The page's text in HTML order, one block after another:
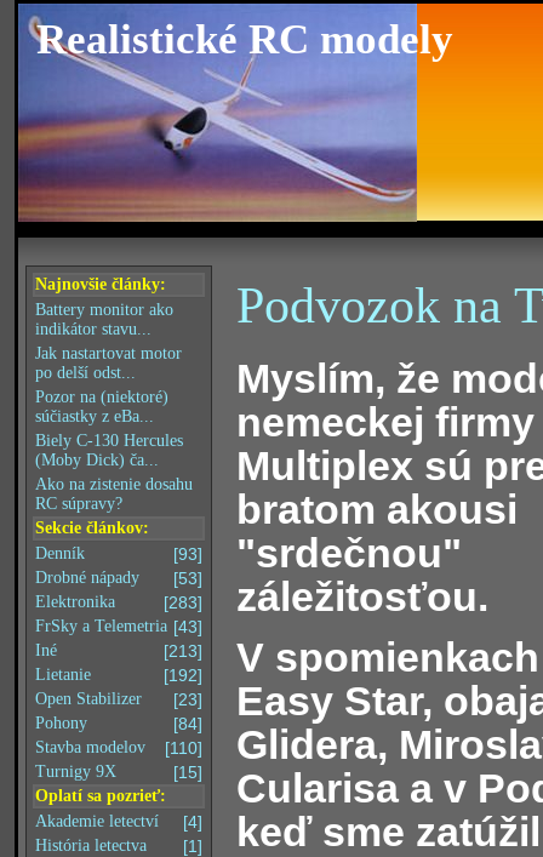
Realistické RC modely
Najnovšie články:
Battery monitor ako
indikátor stavu...
Jak nastartovat motor
po delší odst...
Pozor na (niektoré)
súčiastky z eBa...
Biely C-130 Hercules
(Moby Dick) ča...
Ako na zistenie dosahu
RC súpravy?
Sekcie článkov:
[93]
Denník
[53]
Drobné nápady
[283]
Elektronika
[43]
FrSky a Telemetria
[213]
Iné
[192]
Lietanie
[23]
Open Stabilizer
[84]
Pohony
[110]
Stavba modelov
[15]
Turnigy 9X
Oplatí sa pozrieť:
[4]
Akademie letectví
[1]
História letectva
Podvozok na
Myslím, že
nemeckej firmy
Multiplex sú
bratom akousi
"srdečnou"
záležitosťou.
V
Easy Star,
Glidera,
Cularisa a v
keď sme